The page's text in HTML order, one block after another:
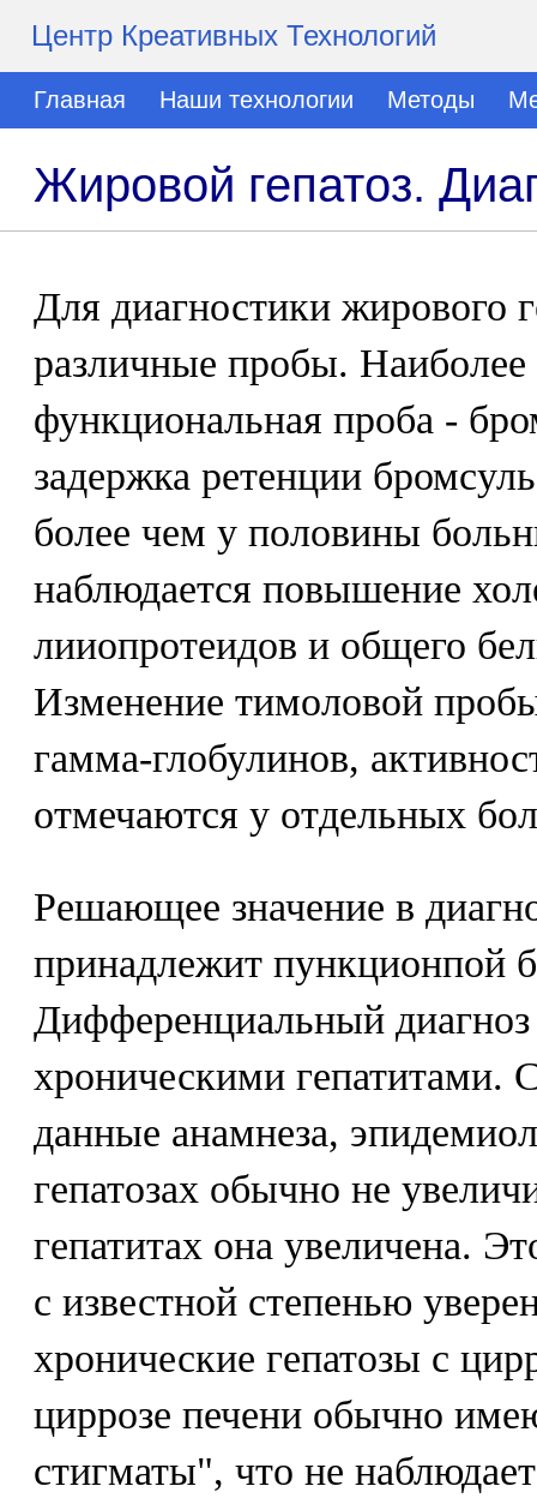
Центр Креативных Технологий
Главная Наши технологии Методы
Жировой гепатоз.
Для диагностики жирового
различные пробы. Наиболее
функциональная проба -
задержка ретенции
более чем у половины
наблюдается повышение
лииопротеидов и общего
Изменение тимоловой
гамма-глобулинов,
отмечаются у отдельных
Решающее значение в
принадлежит пункционпой
Дифференциальный
хроническими гепатитами.
данные анамнеза,
гепатозах обычно не
гепатитах она увеличена.
с известной степенью
хронические гепатозы с
циррозе печени обычно
стигматы", что не